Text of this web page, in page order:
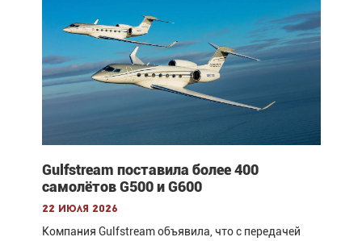
Gulfstream поставила более 400
самолётов G500 и G600
22 июля 2026
Компания Gulfstream объявила, что с передачей